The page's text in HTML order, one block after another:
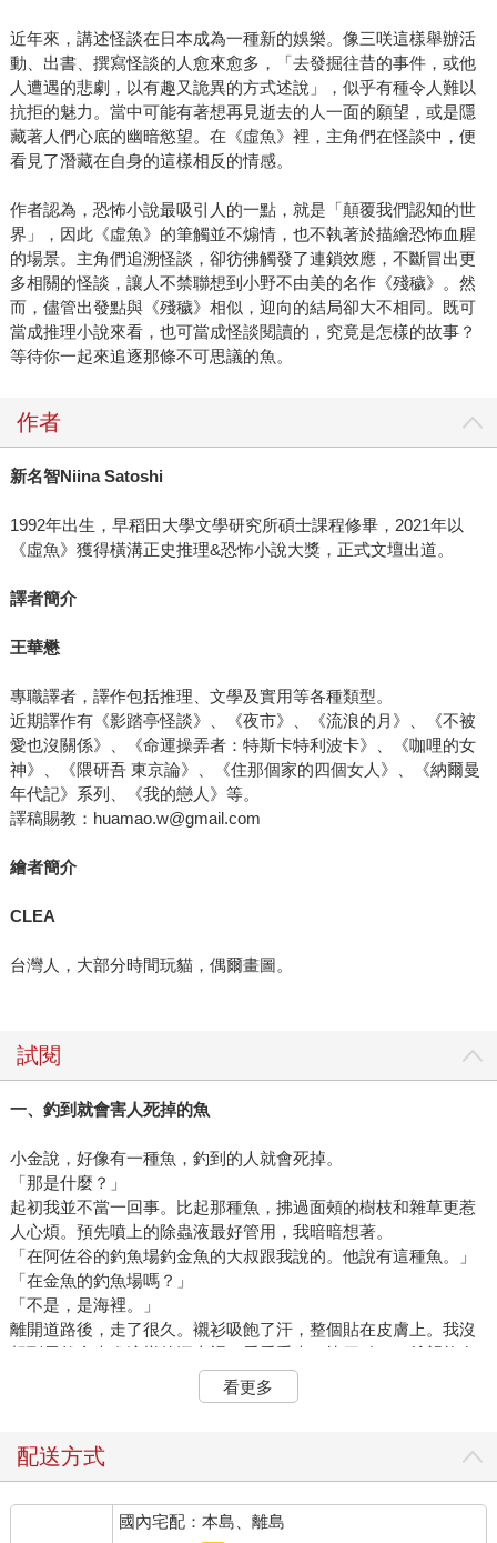
近年來，講述怪談在日本成為一種新的娛樂。像三咲這樣舉辦活
動、出書、撰寫怪談的人愈來愈多，「去發掘往昔的事件，或他
人遭遇的悲劇，以有趣又詭異的方式述說」，似乎有種令人難以
抗拒的魅力。當中可能有著想再見逝去的人一面的願望，或是隱
藏著人們心底的幽暗慾望。在《虛魚》裡，主角們在怪談中，便
看見了潛藏在自身的這樣相反的情感。
作者認為，恐怖小說最吸引人的一點，就是「顛覆我們認知的世
界」，因此《虛魚》的筆觸並不煽情，也不執著於描繪恐怖血腥
的場景。主角們追溯怪談，卻彷彿觸發了連鎖效應，不斷冒出更
多相關的怪談，讓人不禁聯想到小野不由美的名作《殘穢》。然
而，儘管出發點與《殘穢》相似，迎向的結局卻大不相同。既可
當成推理小說來看，也可當成怪談閱讀的，究竟是怎樣的故事？
等待你一起來追逐那條不可思議的魚。
作者
新名智Niina Satoshi
1992年出生，早稻田大學文學研究所碩士課程修畢，2021年以
《虛魚》獲得橫溝正史推理&恐怖小說大獎，正式文壇出道。
譯者簡介
王華懋
專職譯者，譯作包括推理、文學及實用等各種類型。
近期譯作有《影踏亭怪談》、《夜市》、《流浪的月》、《不被
愛也沒關係》、《命運操弄者：特斯卡特利波卡》、《咖哩的女
神》、《隈研吾 東京論》、《住那個家的四個女人》、《納爾曼
年代記》系列、《我的戀人》等。
譯稿賜教：huamao.w@gmail.com
繪者簡介
CLEA
台灣人，大部分時間玩貓，偶爾畫圖。
試閱
一、釣到就會害人死掉的魚
小金說，好像有一種魚，釣到的人就會死掉。
「那是什麼？」
起初我並不當一回事。比起那種魚，拂過面頰的樹枝和雜草更惹
人心煩。預先噴上的除蟲液最好管用，我暗暗想著。
「在阿佐谷的釣魚場釣金魚的大叔跟我說的。他說有這種魚。」
「在金魚的釣魚場嗎？」
「不是，是海裡。」
離開道路後，走了很久。襯衫吸飽了汗，整個貼在皮膚上。我沒
想到居然會走進這樣的深山裡。看看手表，快四點了。希望能在
後方的小金還好嗎？回頭一看，她毫無疲態，不曉得什麼時候撿
兮兮的卡其色夾克，沾滿了鬼針草之類的種子，但本人似乎不以
「是那種情況吧？」我喘過一口氣說：「開心到暴斃吧？」
「什麼意思？」
看更多
配送方式
國內宅配：本島、離島